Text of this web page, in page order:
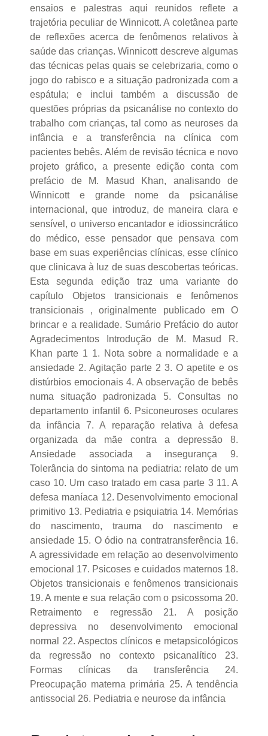
ensaios e palestras aqui reunidos reflete a
trajetória peculiar de Winnicott. A coletânea parte
de reflexões acerca de fenômenos relativos à
saúde das crianças. Winnicott descreve algumas
das técnicas pelas quais se celebrizaria, como o
jogo do rabisco e a situação padronizada com a
espátula; e inclui também a discussão de
questões próprias da psicanálise no contexto do
trabalho com crianças, tal como as neuroses da
infância e a transferência na clínica com
pacientes bebês. Além de revisão técnica e novo
projeto gráfico, a presente edição conta com
prefácio de M. Masud Khan, analisando de
Winnicott e grande nome da psicanálise
internacional, que introduz, de maneira clara e
sensível, o universo encantador e idiossincrático
do médico, esse pensador que pensava com
base em suas experiências clínicas, esse clínico
que clinicava à luz de suas descobertas teóricas.
Esta segunda edição traz uma variante do
capítulo Objetos transicionais e fenômenos
transicionais , originalmente publicado em O
brincar e a realidade. Sumário Prefácio do autor
Agradecimentos Introdução de M. Masud R.
Khan parte 1 1. Nota sobre a normalidade e a
ansiedade 2. Agitação parte 2 3. O apetite e os
distúrbios emocionais 4. A observação de bebês
numa situação padronizada 5. Consultas no
departamento infantil 6. Psiconeuroses oculares
da infância 7. A reparação relativa à defesa
organizada da mãe contra a depressão 8.
Ansiedade associada a insegurança 9.
Tolerância do sintoma na pediatria: relato de um
caso 10. Um caso tratado em casa parte 3 11. A
defesa maníaca 12. Desenvolvimento emocional
primitivo 13. Pediatria e psiquiatria 14. Memórias
do nascimento, trauma do nascimento e
ansiedade 15. O ódio na contratransferência 16.
A agressividade em relação ao desenvolvimento
emocional 17. Psicoses e cuidados maternos 18.
Objetos transicionais e fenômenos transicionais
19. A mente e sua relação com o psicossoma 20.
Retraimento e regressão 21. A posição
depressiva no desenvolvimento emocional
normal 22. Aspectos clínicos e metapsicológicos
da regressão no contexto psicanalítico 23.
Formas clínicas da transferência 24.
Preocupação materna primária 25. A tendência
antissocial 26. Pediatria e neurose da infância